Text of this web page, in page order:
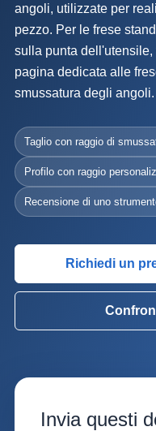
angoli, utilizzate per
pezzo. Per le frese
sulla punta
pagina dedicata alle
smussatura degli angoli.
Taglio con raggio di
Profilo con raggio
Recensione di uno
Richiedi un
Invia questi